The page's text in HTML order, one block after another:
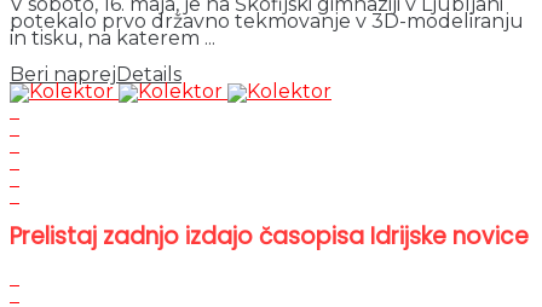
V soboto, 16. maja, je na Škofijski gimnaziji v Ljubljani
potekalo prvo državno tekmovanje v 3D-modeliranju
in tisku, na katerem ...
Beri naprej Details
Prelistaj zadnjo izdajo časopisa Idrijske novice